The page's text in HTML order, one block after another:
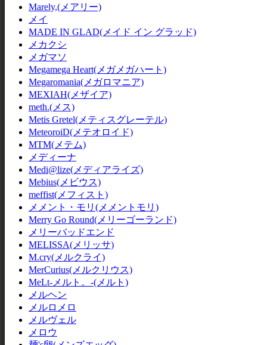
Marely,(メアリー)
メイ
MADE IN GLAD(メイド イン グラッド)
メカクシ
メガマソ
Megamega Heart(メガメガハート)
Megaromania(メガロマニア)
MEXIAH(メザイア)
meth.(メス)
Metis Gretel(メティスグレーテル)
MeteoroiD(メテオロイド)
MTM(メテム)
メディーナ
Medi@lize(メディアライズ)
Mebius(メビウス)
meffist(メフィスト)
メメント・モリ(メメントモリ)
Merry Go Round(メリーゴーランド)
メリーバッドエンド
MELISSA(メリッサ)
M.cry(メルクライ)
MerCurius(メルクリウス)
MeLt-メルト。-(メルト)
メルヘン
メルロメロ
メルヴェル
メロウ